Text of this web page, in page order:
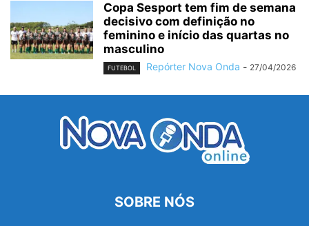
Copa Sesport tem fim de semana
decisivo com definição no
feminino e início das quartas no
masculino
FUTEBOL Repórter Nova Onda - 27/04/2026
SOBRE NÓS